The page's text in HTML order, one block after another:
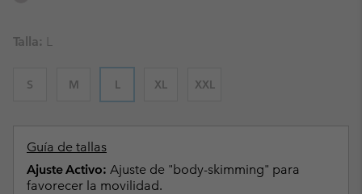
Talla: L
S M L XL XXL
Guía de tallas
Ajuste Activo: Ajuste de "body-skimming" para
favorecer la movilidad.